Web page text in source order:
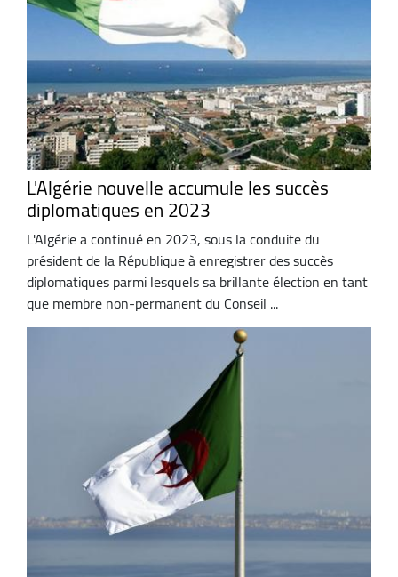
L'Algérie nouvelle accumule les succès
diplomatiques en 2023
L'Algérie a continué en 2023, sous la conduite du
président de la République à enregistrer des succès
diplomatiques parmi lesquels sa brillante élection en tant
que membre non-permanent du Conseil ...